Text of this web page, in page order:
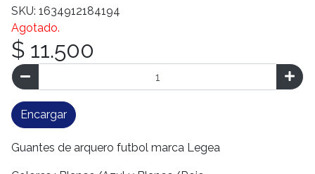
SKU: 1634912184194
Agotado.
$ 11.500
Encargar
Guantes de arquero futbol marca Legea